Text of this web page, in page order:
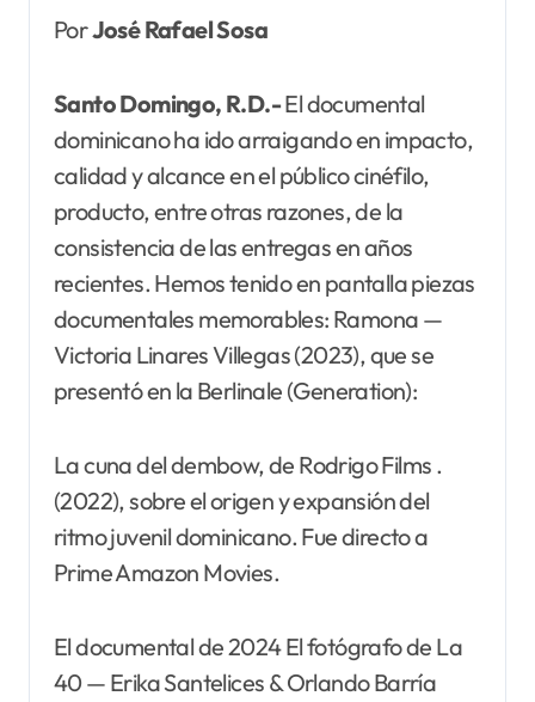
PorJosé Rafael Sosa
Santo Domingo, R.D.-El documental
dominicano ha ido arraigando en impacto,
calidad y alcance en el público cinéfilo,
producto, entre otras razones, de la
consistencia de las entregas en años
recientes. Hemos tenido en pantalla piezas
documentales memorables: Ramona —
Victoria Linares Villegas (2023), que se
presentó en la Berlinale (Generation):
La cuna del dembow, de Rodrigo Films .
(2022), sobre el origen y expansión del
ritmo juvenil dominicano. Fue directo a
Prime Amazon Movies.
El documental de 2024 El fotógrafo de La
40 — Erika Santelices & Orlando Barría